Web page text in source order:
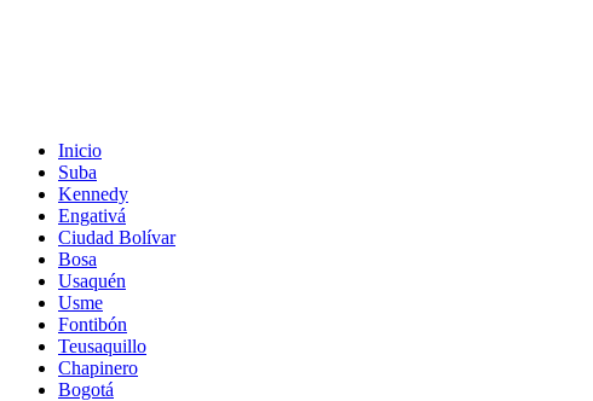
Inicio
Suba
Kennedy
Engativá
Ciudad Bolívar
Bosa
Usaquén
Usme
Fontibón
Teusaquillo
Chapinero
Bogotá